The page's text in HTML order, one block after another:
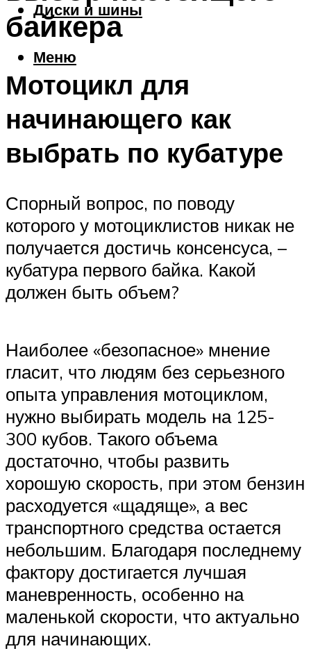
Диски и шины
Меню
байкера
Мотоцикл для
начинающего как
выбрать по кубатуре
Спорный вопрос, по поводу
которого у мотоциклистов никак не
получается достичь консенсуса, –
кубатура первого байка. Какой
должен быть объем?
Наиболее «безопасное» мнение
гласит, что людям без серьезного
опыта управления мотоциклом,
нужно выбирать модель на 125-
300 кубов. Такого объема
достаточно, чтобы развить
хорошую скорость, при этом бензин
расходуется «щадяще», а вес
транспортного средства остается
небольшим. Благодаря последнему
фактору достигается лучшая
маневренность, особенно на
маленькой скорости, что актуально
для начинающих.